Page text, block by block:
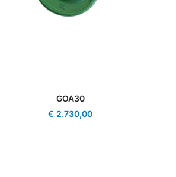
GOA30
€ 2.730,00